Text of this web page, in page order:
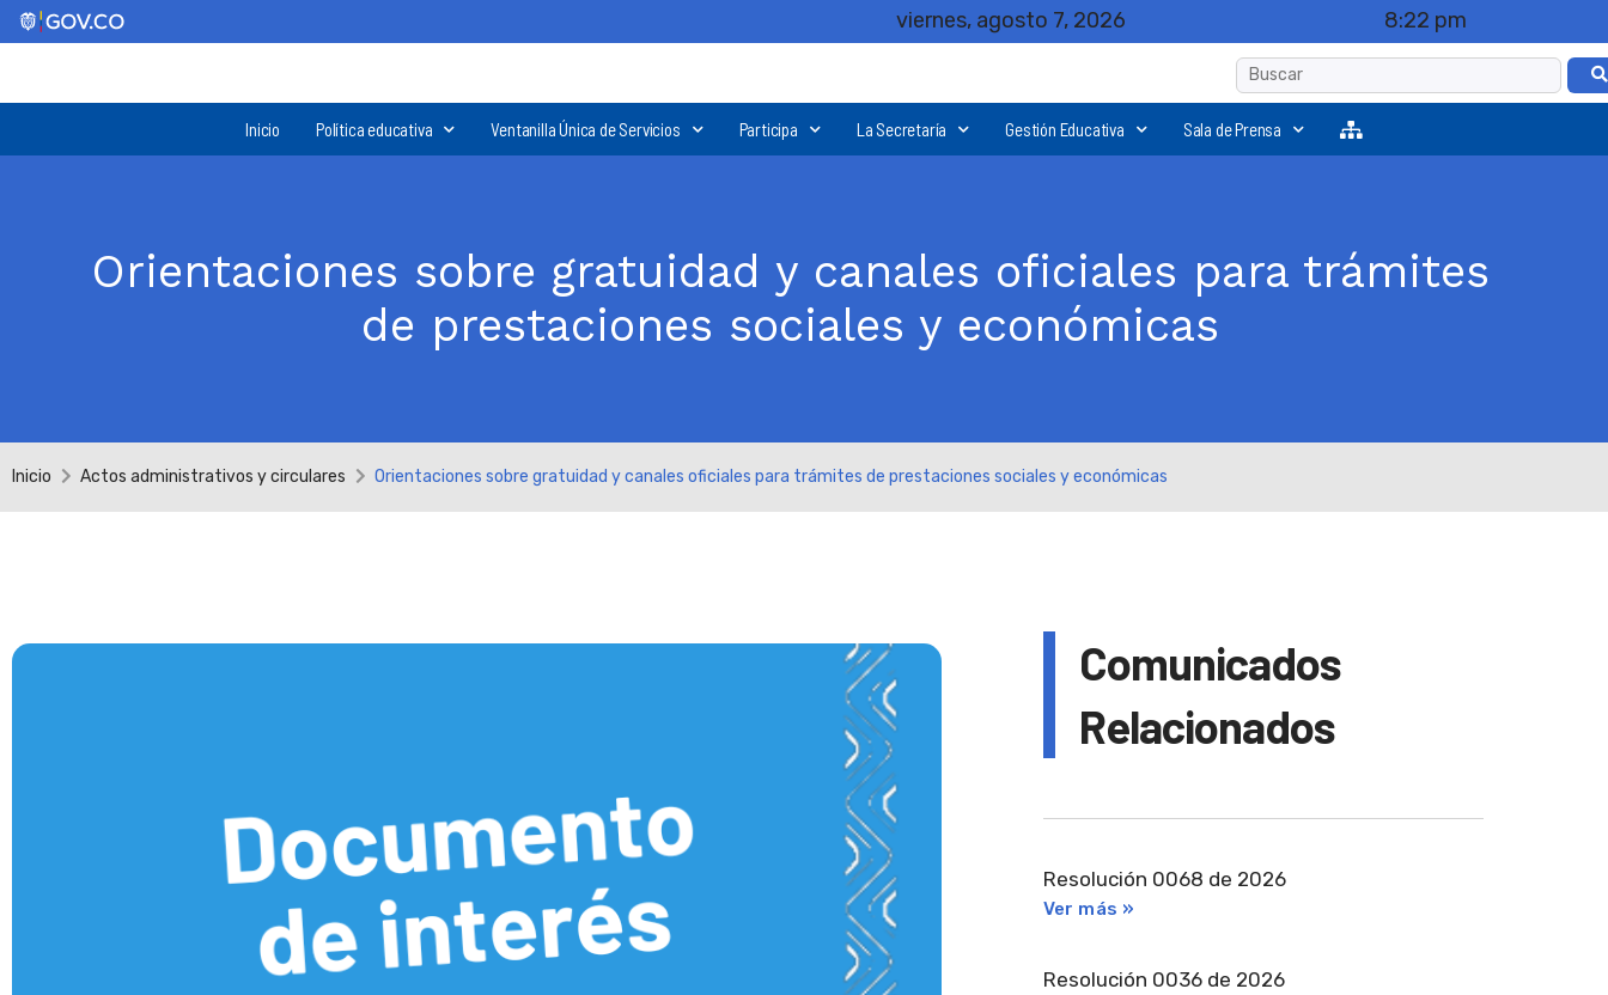
viernes, agosto 7, 2026 8:22 pm
Inicio Política educativa Ventanilla Única de Servicios Participa La Secretaría Gestión Educativa Sala de Prensa
Orientaciones sobre gratuidad y canales oficiales para trámites
de prestaciones sociales y económicas
Inicio Actos administrativos y circulares Orientaciones sobre gratuidad y canales oficiales para trámites de prestaciones sociales y económicas
Comunicados
Relacionados
Resolución 0068 de 2026
Ver más »
Resolución 0036 de 2026